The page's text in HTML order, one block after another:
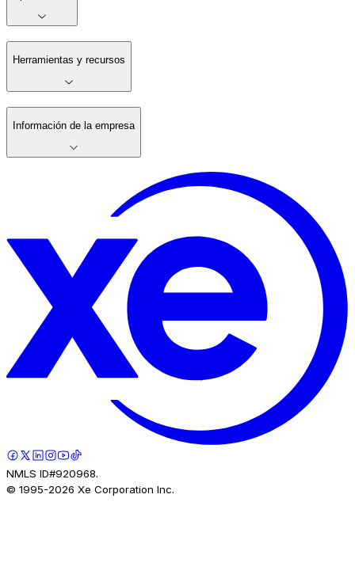
Herramientas y recursos
Información de la empresa
NMLS ID#920968.
© 1995-2026 Xe Corporation Inc.